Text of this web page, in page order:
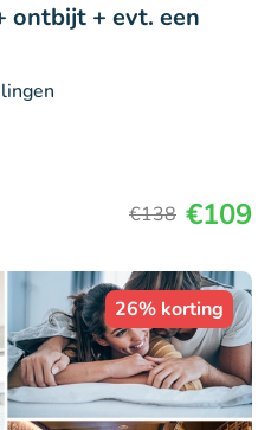
ontbijt + evt. een
€138 €109
26% korting